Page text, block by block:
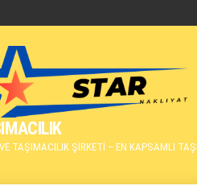
TAŞIMACILIK ŞİRKETİ – EN KAPSAMLI